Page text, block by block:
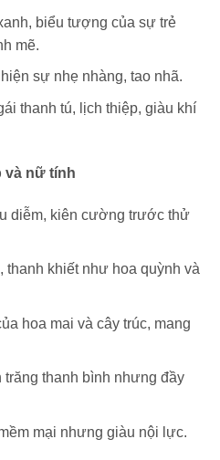
biểu tượng của sự trẻ
mẽ.
sự nhẹ nhàng, tao nhã.
thanh tú, lịch thiệp, giàu khí
và nữ tính
diễm, kiên cường trước thử
thanh khiết như hoa quỳnh và
hoa mai và cây trúc, mang
thanh bình nhưng đầy
mại nhưng giàu nội lực.